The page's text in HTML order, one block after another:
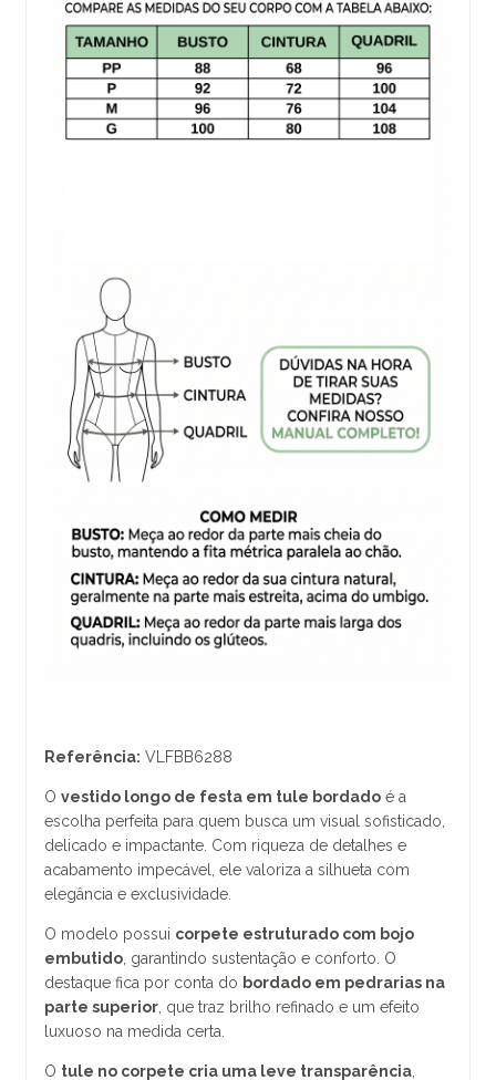
Referência: VLFBB6288
O vestido longo de festa em tule bordado é a
escolha perfeita para quem busca um visual sofisticado,
delicado e impactante. Com riqueza de detalhes e
acabamento impecável, ele valoriza a silhueta com
elegância e exclusividade.
O modelo possui corpete estruturado com bojo
embutido , garantindo sustentação e conforto. O
destaque fica por conta do bordado em pedrarias na
parte superior , que traz brilho refinado e um efeito
luxuoso na medida certa.
O tule no corpete cria uma leve transparência